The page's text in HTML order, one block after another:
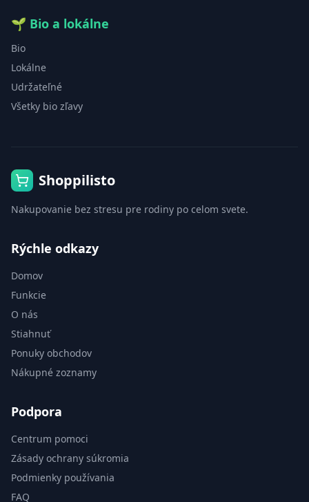
🌱 Bio a lokálne
Bio
Lokálne
Udržateľné
Všetky bio zľavy
Shoppilisto
Nakupovanie bez stresu pre rodiny po celom svete.
Rýchle odkazy
Domov
Funkcie
O nás
Stiahnuť
Ponuky obchodov
Nákupné zoznamy
Podpora
Centrum pomoci
Zásady ochrany súkromia
Podmienky používania
FAQ